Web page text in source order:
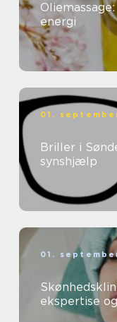
energi
01.
Briller i
synshjælp
01.
ekspertise